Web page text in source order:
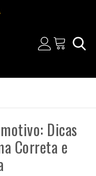
Dicas
Correta e